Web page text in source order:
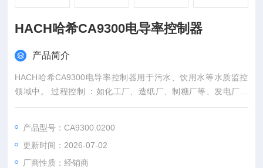
HACH哈希CA9300电导率控制器
产品简介
HACH哈希CA9300电导率控制器用于污水、饮用水等水质监控
领域中。 过程控制 ：如化工厂、造纸厂、制糖厂等、发电厂、
半导体工业、化学工业等。
产品型号：CA9300.0200
更新时间：2026-07-02
厂商性质：经销商